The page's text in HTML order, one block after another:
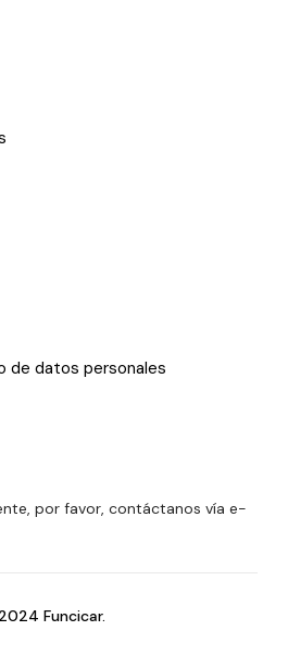
de datos personales
por favor, contáctanos vía e-
Funcicar.